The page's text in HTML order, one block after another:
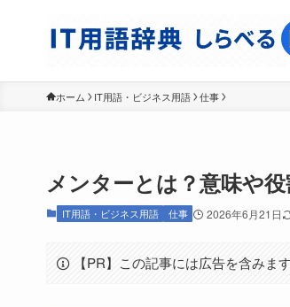
ホーム IT用語・ビジネス用語 仕事
メンターとは？意味や
IT用語・ビジネス用語 仕事 2026年6月21日
【PR】この記事には広告を含みます